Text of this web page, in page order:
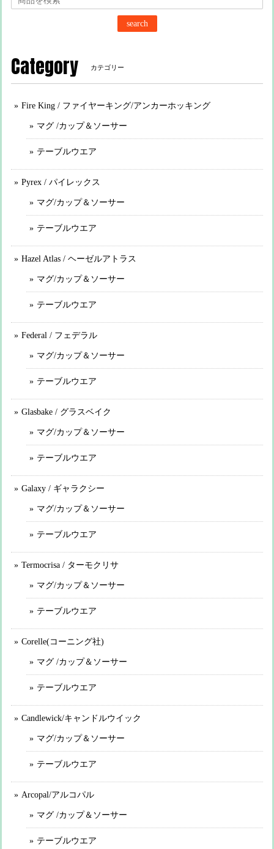
search
Category カテゴリー
Fire King / ファイヤーキング/アンカーホッキング
マグ /カップ＆ソーサー
テーブルウエア
Pyrex / パイレックス
マグ/カップ＆ソーサー
テーブルウエア
Hazel Atlas / ヘーゼルアトラス
マグ/カップ＆ソーサー
テーブルウエア
Federal / フェデラル
マグ/カップ＆ソーサー
テーブルウエア
Glasbake / グラスベイク
マグ/カップ＆ソーサー
テーブルウエア
Galaxy / ギャラクシー
マグ/カップ＆ソーサー
テーブルウエア
Termocrisa / ターモクリサ
マグ/カップ＆ソーサー
テーブルウエア
Corelle(コーニング社)
マグ /カップ＆ソーサー
テーブルウエア
Candlewick/キャンドルウイック
マグ/カップ＆ソーサー
テーブルウエア
Arcopal/アルコパル
マグ /カップ＆ソーサー
テーブルウエア